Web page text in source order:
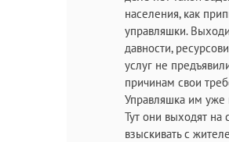
населения, как
управляшки.
давности,
услуг не
причинам свои
Управляшка им уже
Тут они выходят на
взыскивать с